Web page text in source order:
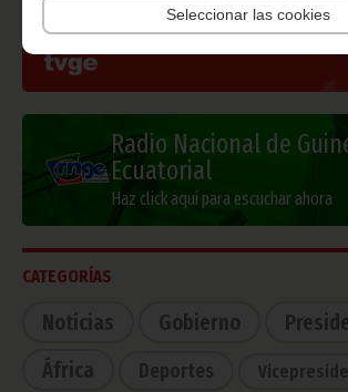
Seleccionar las cookies
TVGE
Radio Nacional de
Ecuatorial
Haz click aquí para escuchar ahora
CATEGORÍAS
Noticias Gobierno
África
Deportes